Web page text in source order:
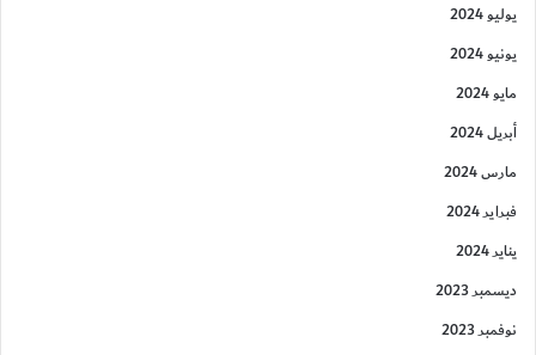
يوليو 2024
يونيو 2024
مايو 2024
أبريل 2024
مارس 2024
فبراير 2024
يناير 2024
ديسمبر 2023
نوفمبر 2023